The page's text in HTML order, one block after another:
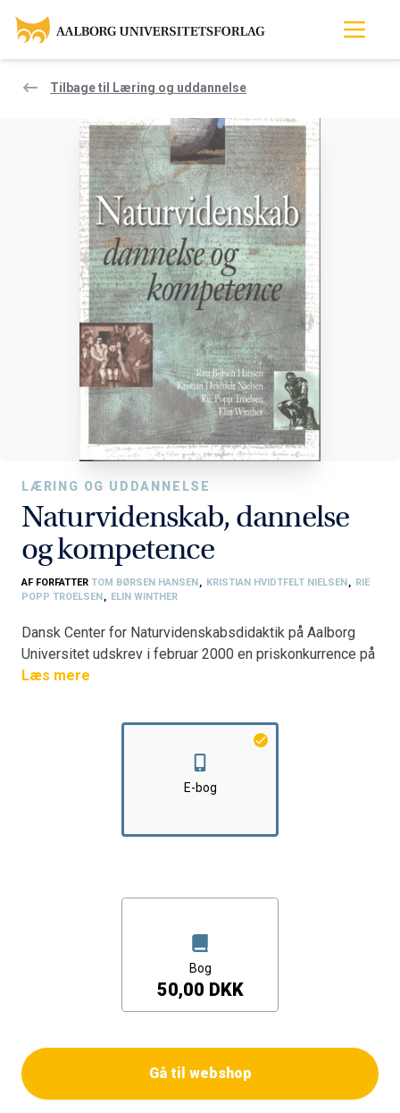
Tilbage til Læring og uddannelse
LÆRING OG UDDANNELSE
Naturvidenskab, dannelse
og kompetence
AF FORFATTER TOM BØRSEN HANSEN, KRISTIAN HVIDTFELT NIELSEN, RIE
POPP TROELSEN, ELIN WINTHER
Dansk Center for Naturvidenskabsdidaktik på Aalborg
Universitet udskrev i februar 2000 en priskonkurrence på
100.000 kr omkring problemstillingen \\"naturvidenskab,
naturvidenskabelige universitetsuddannelser.
Bedømmelsesjuryen bestående af professor Svein
Sjøberg fra Oslo Universitet, lektor Ole Goldbech fra
Danmarks Lærerhøjskole og lektor Søren Brier fra Den
Læs mere
E-bog
Bog
50,00 DKK
Gå til webshop